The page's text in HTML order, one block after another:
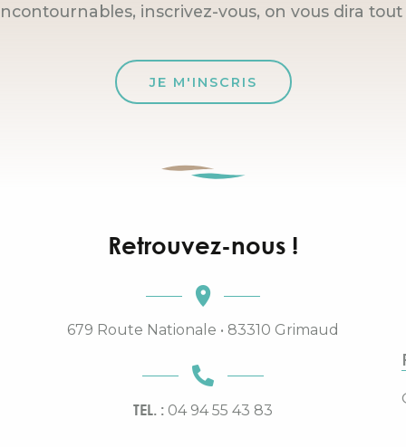
inscrivez-vous, on vous dira tout
JE M'INSCRIS
Retrouvez-nous !
679 Route Nationale • 83310 Grimaud
TEL. : 04 94 55 43 83